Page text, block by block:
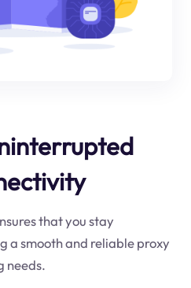
that you stay
a smooth and reliable proxy
needs.